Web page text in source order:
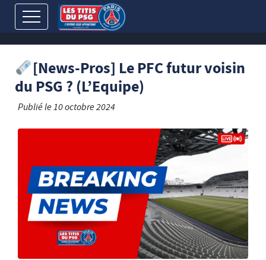
[News-Pros] Le PFC futur voisin
du PSG ? (L’Equipe)
Publié le10 octobre 2024